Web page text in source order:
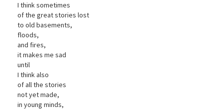
I think sometimes
of the great stories lost
to old basements,
floods,
and fires,
it makes me sad
until
I think also
of all the stories
not yet made,
in young minds,